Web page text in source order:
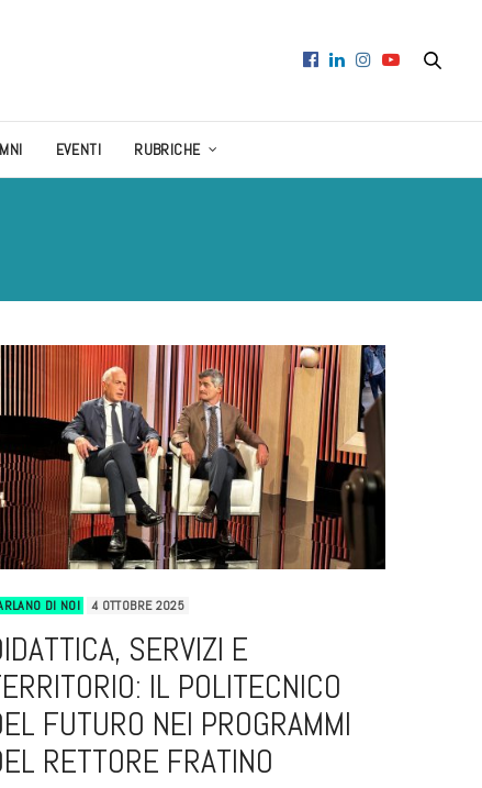
EVENTI RUBRICHE
DI NOI 4 OTTOBRE 2025
SERVIZI E
IL POLITECNICO
FUTURO NEI PROGRAMMI
RETTORE FRATINO